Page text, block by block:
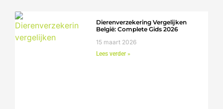
Dierenverzekering Vergelijken
België: Complete Gids 2026
15 maart 2026
Lees verder »